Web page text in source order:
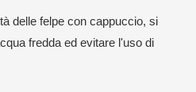
delle felpe con cappuccio, si
fredda ed evitare l'uso di